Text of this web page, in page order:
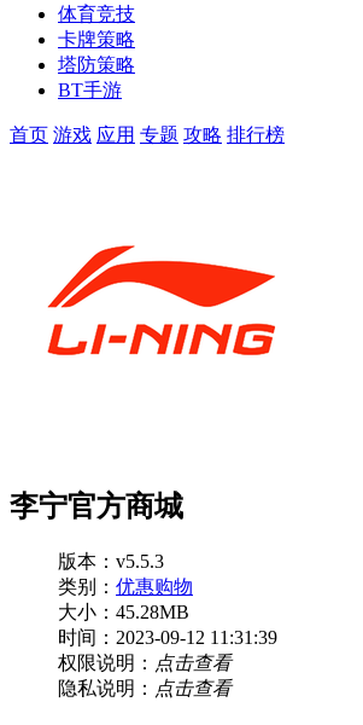
体育竞技
卡牌策略
塔防策略
BT手游
首页 游戏 应用 专题 攻略 排行榜
李宁官方商城
版本：v5.5.3
类别： 优惠购物
大小：45.28MB
时间：2023-09-12 11:31:39
权限说明： 点击查看
隐私说明： 点击查看